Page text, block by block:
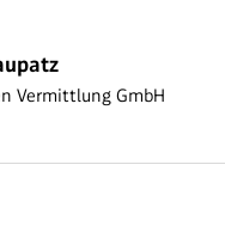
Vermittlung GmbH